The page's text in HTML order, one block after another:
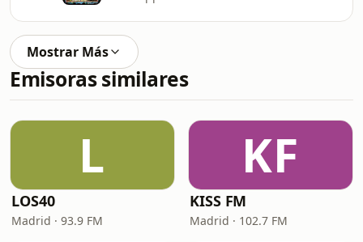
Mostrar Más
Emisoras similares
L
LOS40
Madrid · 93.9 FM
KF
KISS FM
Madrid · 102.7 FM